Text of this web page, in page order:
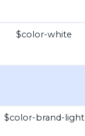
$color-white
$color-brand-light